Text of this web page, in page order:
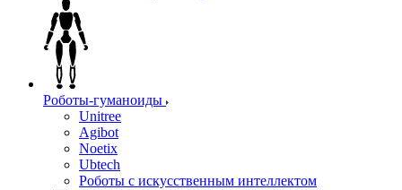
Роботы-гуманоиды
Unitree
Agibot
Noetix
Ubtech
Роботы с искусственным интеллектом